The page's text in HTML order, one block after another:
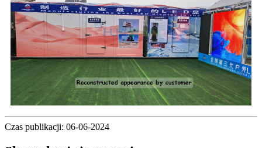
Czas publikacji: 06-06-2024